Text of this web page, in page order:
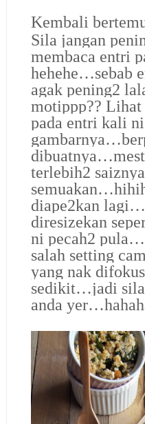
Kembali
Sila jangan
membaca entri
hehehe…sebab
agak pening2
motippp?? Lihat
pada entri kali
terlebih2
diape2kan
diresizekan
ni pecah2
salah setting
yang nak
sedikit…jadi sila
anda